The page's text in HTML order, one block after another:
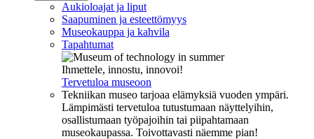
Aukioloajat ja liput
Saapuminen ja esteettömyys
Museokauppa ja kahvila
Tapahtumat
Ihmettele, innostu, innovoi!
Tervetuloa museoon
Tekniikan museo tarjoaa elämyksiä vuoden ympäri.
Lämpimästi tervetuloa tutustumaan näyttelyihin,
osallistumaan työpajoihin tai piipahtamaan
museokaupassa. Toivottavasti näemme pian!